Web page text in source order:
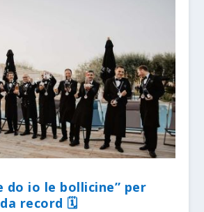
do io le bollicine” per
record 🗓